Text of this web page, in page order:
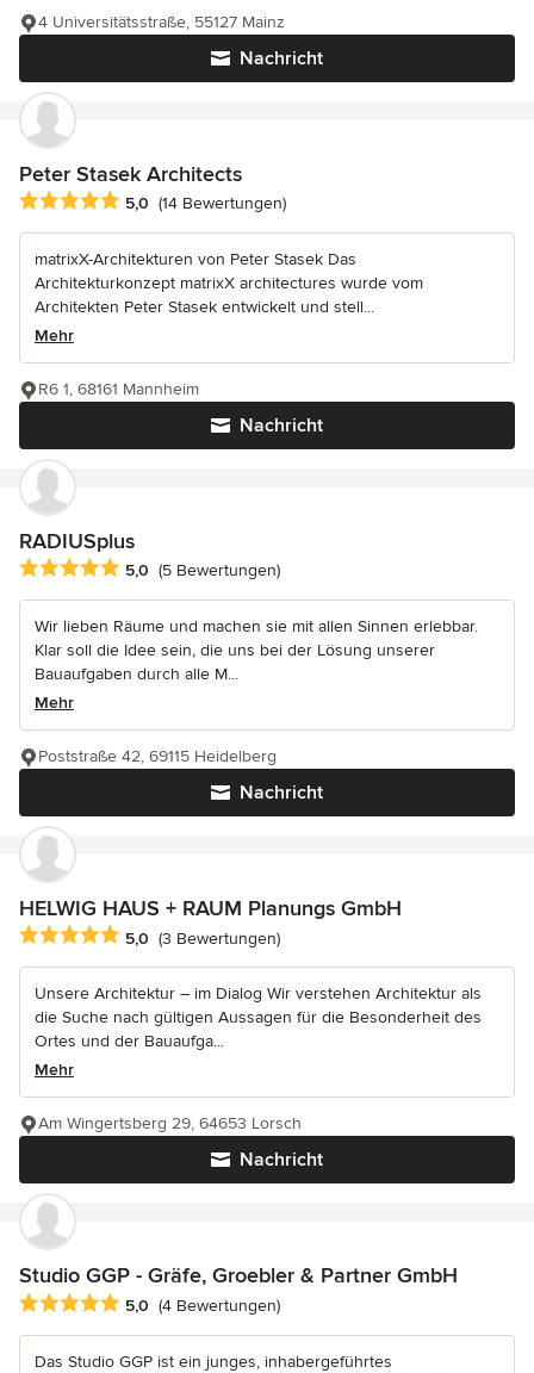
Nachricht
4 Universitätsstraße, 55127 Mainz
Peter Stasek Architects
Durchschnittliche Bewertung: 5 von 5 Sternen
5,0 (14 Bewertungen)
matrixX-Architekturen von Peter Stasek Das
Architekturkonzept matrixX architectures wurde vom
Architekten Peter Stasek entwickelt und stell...
Mehr
Nachricht
R6 1, 68161 Mannheim
RADIUSplus
Durchschnittliche Bewertung: 5 von 5 Sternen
5,0 (5 Bewertungen)
Wir lieben Räume und machen sie mit allen Sinnen erlebbar.
Klar soll die Idee sein, die uns bei der Lösung unserer
Bauaufgaben durch alle M...
Mehr
Nachricht
Poststraße 42, 69115 Heidelberg
HELWIG HAUS + RAUM Planungs GmbH
Durchschnittliche Bewertung: 5 von 5 Sternen
5,0 (3 Bewertungen)
Unsere Architektur – im Dialog Wir verstehen Architektur als
die Suche nach gültigen Aussagen für die Besonderheit des
Ortes und der Bauaufga...
Mehr
Nachricht
Am Wingertsberg 29, 64653 Lorsch
Studio GGP - Gräfe, Groebler & Partner GmbH
Durchschnittliche Bewertung: 5 von 5 Sternen
5,0 (4 Bewertungen)
Das Studio GGP ist ein junges, inhabergeführtes